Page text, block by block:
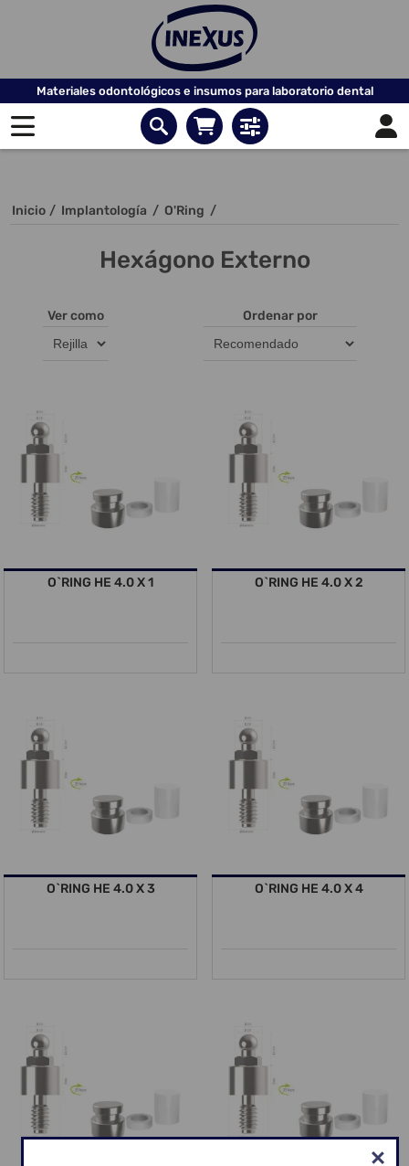
Materiales odontológicos e insumos para laboratorio dental
Inicio / Implantología / O'Ring /
Hexágono Externo
Ver como Ordenar por
O`RING HE 4.0 X 1 O`RING HE 4.0 X 2
O`RING HE 4.0 X 3 O`RING HE 4.0 X 4